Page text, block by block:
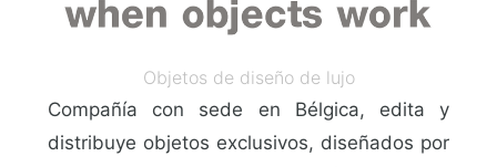
Objetos de diseño de lujo
Compañía con sede en Bélgica, edita y
distribuye objetos exclusivos, diseñados por